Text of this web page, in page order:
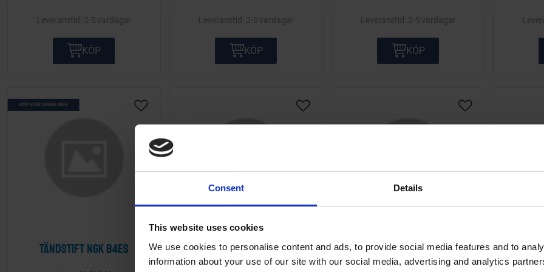
Consent Details
This website uses cookies
We use cookies to personalise content and ads, to provide social media features and to
information about your use of our site with our social media, advertising and analytics
2-5 vardagar
KÖP
2-5 vardagar
KÖP
2-5 vardagar
KÖP
Tändstift NGK B4ES
KÖP FLER SPARA MER
Lägg till i önskelista
Tändstift NGK B4LM
Går att byta ut mot ett
Lägg till i önskelista
Tändstift NGK B5ES
Lägg till i önskelista